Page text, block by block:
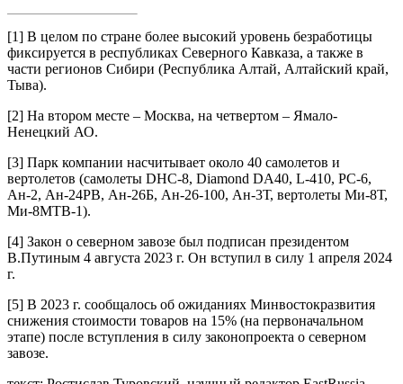
[1] В целом по стране более высокий уровень безработицы
фиксируется в республиках Северного Кавказа, а также в
части регионов Сибири (Республика Алтай, Алтайский край,
Тыва).
[2] На втором месте – Москва, на четвертом – Ямало-
Ненецкий АО.
[3] Парк компании насчитывает около 40 самолетов и
вертолетов (самолеты DHC-8, Diamond DA40, L-410, PC-6,
Ан-2, Ан-24РВ, Ан-26Б, Ан-26-100, Ан-3Т, вертолеты Ми-8Т,
Ми-8МТВ-1).
[4] Закон о северном завозе был подписан президентом
В.Путиным 4 августа 2023 г. Он вступил в силу 1 апреля 2024
г.
[5] В 2023 г. сообщалось об ожиданиях Минвостокразвития
снижения стоимости товаров на 15% (на первоначальном
этапе) после вступления в силу законопроекта о северном
завозе.